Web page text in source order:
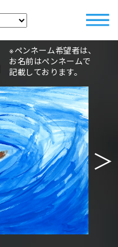
※ペンネーム希望者は、
お名前はペンネームで
記載しております。
＞